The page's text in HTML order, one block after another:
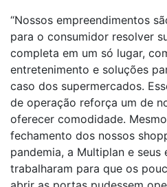
“Nossos empreendimentos
para o consumidor resolver
completa em um só lugar,
entretenimento e soluções
caso dos supermercados.
de operação reforça um de
oferecer comodidade.
fechamento dos nossos
pandemia, a Multiplan e seus
trabalharam para que os